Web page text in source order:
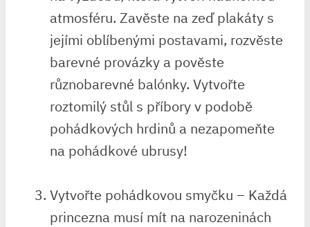
atmosféru. Zavěste na zeď ​plakáty s
jejími‍ oblíbenými postavami,⁣ rozvěste⁣
barevné provázky a pověste‍
různobarevné⁤ balónky.​ Vytvořte
roztomilý ⁢stůl s příbory v podobě
⁢pohádkových hrdinů a nezapomeňte
na pohádkové ubrusy!
Vytvořte pohádkovou‌ smyčku – Každá
princezna⁢ musí ⁤mít na narozeninách